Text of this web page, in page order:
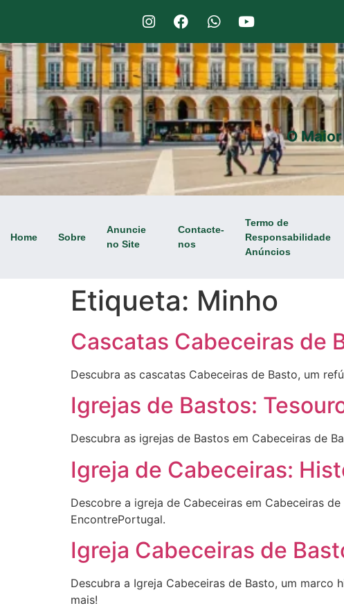
O
Home Sobre
Anuncie
no Site
Contacte-
nos
Termo de
Responsabilidade
Anúncios
Etiqueta: Minho
Cascatas Cabeceiras de
Descubra as cascatas Cabeceiras de Basto, um
Igrejas de Bastos:
Descubra as igrejas de Bastos em Cabeceiras de
Igreja de Cabeceiras:
Descobre a igreja de Cabeceiras em Cabeceiras
EncontrePortugal.
Igreja Cabeceiras de
Descubra a Igreja Cabeceiras de Basto, um
mais!